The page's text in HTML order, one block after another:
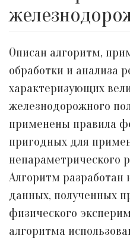
Описан алгоритм,
обработки и анализа
характеризующих
железнодорожного
применены правила
пригодных для
непараметрического
Алгоритм разработан
данных, полученных
физического
алгоритма